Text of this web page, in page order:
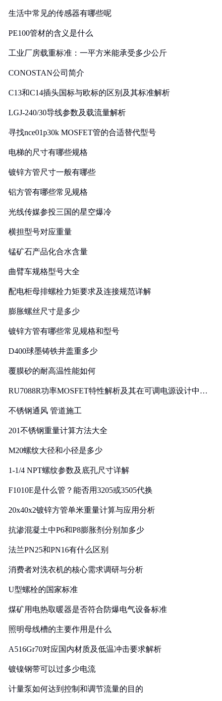
生活中常见的传感器有哪些呢
PE100管材的含义是什么
工业厂房载重标准：一平方米能承受多少公斤
CONOSTAN公司简介
C13和C14插头国标与欧标的区别及其标准解析
LGJ-240/30导线参数及载流量解析
寻找nce01p30k MOSFET管的合适替代型号
电梯的尺寸有哪些规格
镀锌方管尺寸一般有哪些
铝方管有哪些常见规格
光线传媒参投三国的星空爆冷
横担型号对应重量
锰矿石产品化合水含量
曲臂车规格型号大全
配电柜母排螺栓力矩要求及连接规范详解
膨胀螺丝尺寸是多少
镀锌方管有哪些常见规格和型号
D400球墨铸铁井盖重多少
覆膜砂的耐高温性能如何
RU7088R功率MOSFET特性解析及其在可调电源设计中的
不锈钢通风 管道施工
201不锈钢重量计算方法大全
M20螺纹大径和小径是多少
1-1/4 NPT螺纹参数及底孔尺寸详解
F1010E是什么管？能否用3205或3505代换
20x40x2镀锌方管单米重量计算与应用分析
抗渗混凝土中P6和P8膨胀剂分别加多少
法兰PN25和PN16有什么区别
消费者对洗衣机的核心需求调研与分析
U型螺栓的国家标准
煤矿用电热取暖器是否符合防爆电气设备标准
照明母线槽的主要作用是什么
A516Gr70对应国内材质及低温冲击要求解析
镀镍钢带可以过多少电流
计量泵如何达到控制和调节流量的目的